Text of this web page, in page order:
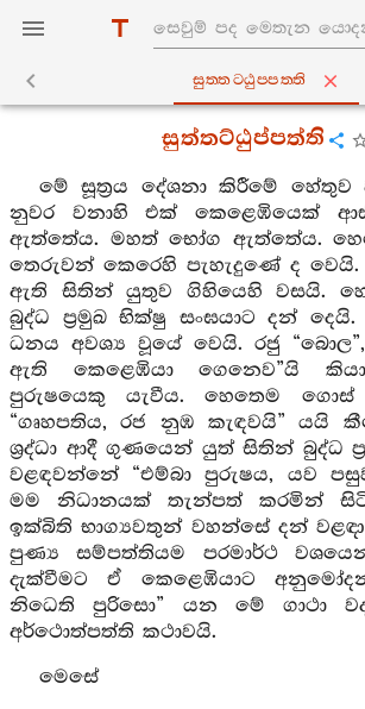
සුත‍්තට‍්ඨුප‍්පත‍්ති
සුත්තට්ඨුප්පත්ති
මේ සූත්‍රය දේශනා කිරීමේ හේතුව
නුවර වනාහි එක් කෙළෙඹියෙක්
ඇත්තේය. මහත් භෝග ඇත්තේය.
තෙරුවන් කෙරෙහි පැහැදුණේ ද
ඇති සිතින් යුතුව ගිහියෙහි වසයි.
බුද්ධ ප්‍රමුඛ භික්ෂු සංඝයාට දන්
ධනය අවශ්‍ය වූයේ වෙයි. රජු
ඇති කෙළෙඹියා ගෙනෙව”යි
පුරුෂයෙකු යැවීය. හෙතෙම ගොස්
“ගෘහපතිය, රජ නුඹ කැඳවයි” යයි
ශ්‍රද්ධා ආදී ගුණයෙන් යුත් සිතින් බුද්ධ
වළඳවන්නේ “එම්බා පුරුෂය, යව
මම නිධානයක් තැන්පත් කරමින්
ඉක්බිති භාග්‍යවතුන් වහන්සේ දන්
පුණ්‍ය සම්පත්තියම පරමාර්ථ
දැක්වීමට ඒ කෙළෙඹියාට
නිධෙති පුරිසො” යන මේ ගාථා
අර්ථොත්පත්ති කථාවයි.
මෙසේ